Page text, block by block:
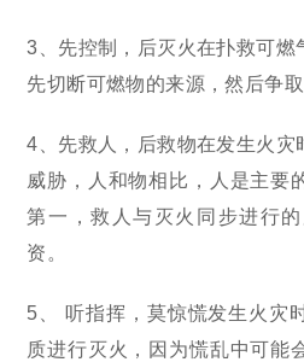
3、先控制，后灭火在扑救可燃
先切断可燃物的来源，然后争取
4、先救人，后救物在发生火灾
威胁，人和物相比，人是主要
第一，救人与灭火同步进行
资。
5、 听指挥，莫惊慌发生火灾
质进行灭火，因为慌乱中可能